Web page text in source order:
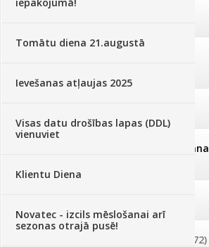
Tomātu diena 21.augustā
Ievešanas atļaujas 2025
Visas datu drošības lapas (DDL)
vienuviet
Klientu Diena
Novatec - izcils mēslošanai arī
sezonas otrajā pusē!
Dezinfekcija, tīrīšana, mazgāšana
(72)